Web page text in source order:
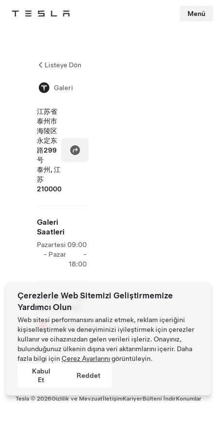
Tesla Menü
Listeye Dön
Galeri
江苏省
泰州市
海陵区
永定东
路299
号
泰州, 江
苏
210000
Galeri
Saatleri
Pazartesi
- Pazar
09:00
-
18:00
Tesiste Ek Tesla
Operasyonları
Supercharger
Tesla ©2026Gizlilik ve MevzuatİletişimKariyerBülteni İndirKonumlar
Çerezlerle Web Sitemizi Geliştirmemize
Yardımcı Olun
Web sitesi performansını analiz etmek, reklam içeriğini
kişiselleştirmek ve deneyiminizi iyileştirmek için çerezler
kullanır ve cihazınızdan gelen verileri işleriz. Onayınız,
bulunduğunuz ülkenin dışına veri aktarımlarını içerir. Daha
fazla bilgi için Çerez Ayarlarınıgörüntüleyin.
Kabul
Et
Reddet